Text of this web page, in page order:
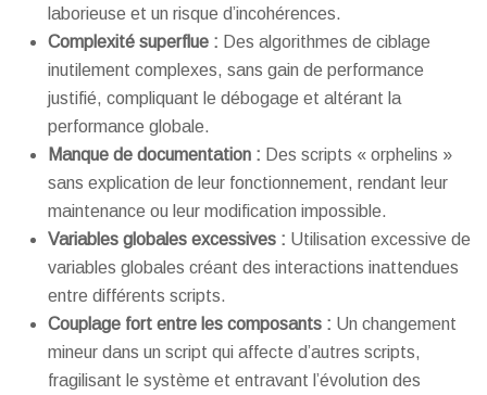
laborieuse et un risque d’incohérences.
Complexité superflue : Des algorithmes de ciblage
inutilement complexes, sans gain de performance
justifié, compliquant le débogage et altérant la
performance globale.
Manque de documentation : Des scripts « orphelins »
sans explication de leur fonctionnement, rendant leur
maintenance ou leur modification impossible.
Variables globales excessives : Utilisation excessive de
variables globales créant des interactions inattendues
entre différents scripts.
Couplage fort entre les composants : Un changement
mineur dans un script qui affecte d’autres scripts,
fragilisant le système et entravant l’évolution des